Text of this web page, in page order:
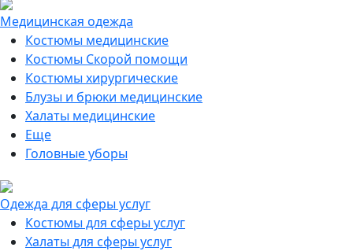
Медицинская одежда
Костюмы медицинские
Костюмы Скорой помощи
Костюмы хирургические
Блузы и брюки медицинские
Халаты медицинские
Еще
Головные уборы
Одежда для сферы услуг
Костюмы для сферы услуг
Халаты для сферы услуг